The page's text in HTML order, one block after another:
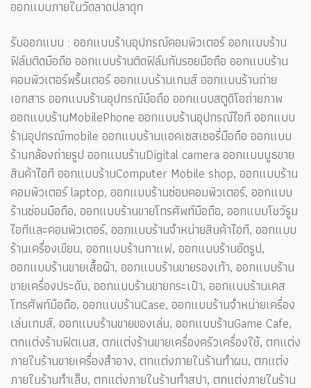
ออกแบบภายในวัดลาดปลาดุก
รับออกแบบ : ออกแบบร้านอุปกรณ์คอมพิวเตอร์ ออกแบบร้าน
ฟิล์มติดมือถือ ออกแบบร้านติดฟิล์มกันรอยมือถือ ออกแบบร้าน
คอมพิวเตอร์พริ้นเตอร์ ออกแบบร้านเกมส์ ออกแบบร้านถ่าย
เอกสาร ออกแบบร้านอุปกรณ์มือถือ ออกแบบสตูดิโอถ่ายภาพ
ออกแบบร้านMobilePhone ออกแบบร้านอุปกรณ์ไอที ออกแบบ
ร้านอุปกรณ์mobile ออกแบบร้านแอคเซสเซอรี่มือถือ ออกแบบ
ร้านกล้องถ่ายรูป ออกแบบร้านDigital camera ออกแบบบูธขาย
สินค้าไอที ออกแบบร้านComputer Mobile shop, ออกแบบร้าน
คอมพิวเตอร์ laptop, ออกแบบร้านซ่อมคอมพิวเตอร์, ออกแบบ
ร้านซ่อมมือถือ, ออกแบบร้านขายโทรศัพท์มือถือ, ออกแบบโชว์รูม
ไอทีและคอมพิวเตอร์, ออกแบบร้านจำหน่ายสินค้าไอที, ออกแบบ
ร้านเครื่องเขียน, ออกแบบร้านกาแฟ, ออกแบบร้านอัดรูป,
ออกแบบร้านขายเสื้อผ้า, ออกแบบร้านขายรองเท้า, ออกแบบร้าน
ขายเครื่องประดับ, ออกแบบร้านขายกระเป๋า, ออกแบบร้านเคส
โทรศัพท์มือถือ, ออกแบบร้านCase, ออกแบบร้านจำหน่ายเครื่อง
เล่นเกมส์, ออกแบบร้านขายของเล่น, ออกแบบร้านGame Cafe,
ตกแต่งร้านฟิตเนส, ตกแต่งร้านขายเครื่องครัวเครื่องใช้, ตกแต่ง
ภายในร้านขายเครื่องสำอาง, ตกแต่งภายในร้านทำผม, ตกแต่ง
ภายในร้านทำเล็บ, ตกแต่งภายในร้านทำสปา, ตกแต่งภายในร้าน